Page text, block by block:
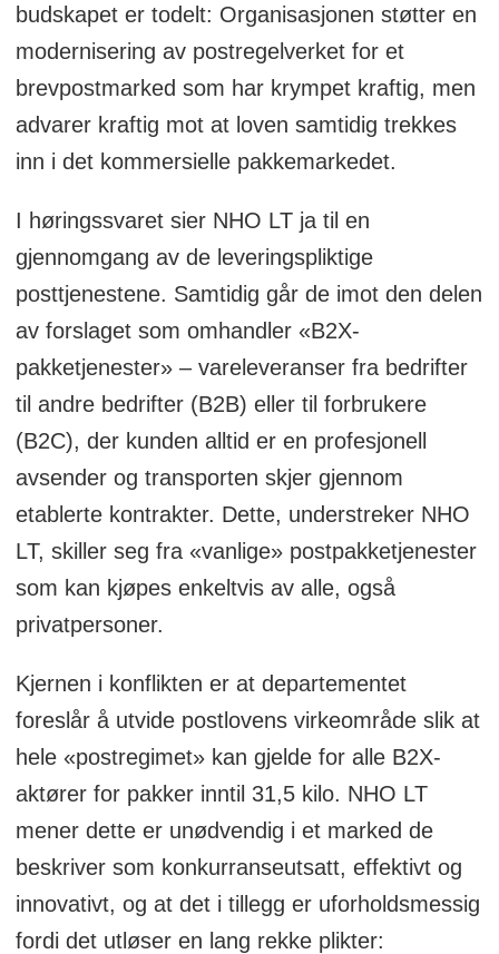
budskapet er todelt: Organisasjonen støtter en
modernisering av postregelverket for et
brevpostmarked som har krympet kraftig, men
advarer kraftig mot at loven samtidig trekkes
inn i det kommersielle pakkemarkedet.
I høringssvaret sier NHO LT ja til en
gjennomgang av de leveringspliktige
posttjenestene. Samtidig går de imot den delen
av forslaget som omhandler «B2X-
pakketjenester» – vareleveranser fra bedrifter
til andre bedrifter (B2B) eller til forbrukere
(B2C), der kunden alltid er en profesjonell
avsender og transporten skjer gjennom
etablerte kontrakter. Dette, understreker NHO
LT, skiller seg fra «vanlige» postpakketjenester
som kan kjøpes enkeltvis av alle, også
privatpersoner.
Kjernen i konflikten er at departementet
foreslår å utvide postlovens virkeområde slik at
hele «postregimet» kan gjelde for alle B2X-
aktører for pakker inntil 31,5 kilo. NHO LT
mener dette er unødvendig i et marked de
beskriver som konkurranseutsatt, effektivt og
innovativt, og at det i tillegg er uforholdsmessig
fordi det utløser en lang rekke plikter: